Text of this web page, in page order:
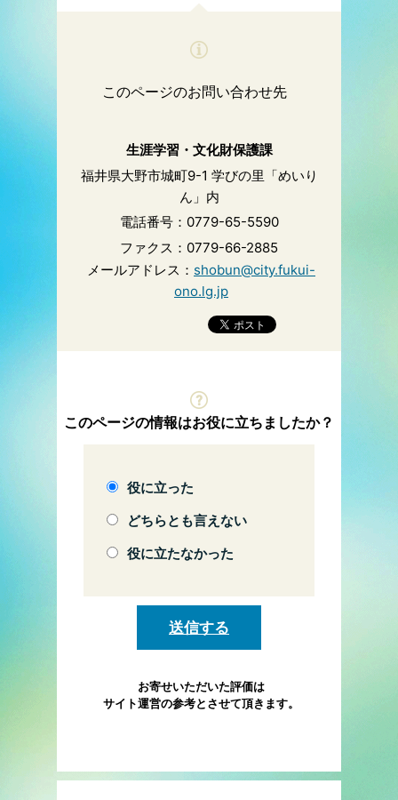
このページのお問い合わせ先
生涯学習・文化財保護課
福井県大野市城町9-1 学びの里「めいり
ん」内
電話番号：0779-65-5590
ファクス：0779-66-2885
メールアドレス： shobun@city.fukui-
ono.lg.jp
このページの情報はお役に立ちましたか？
役に立った
どちらとも言えない
役に立たなかった
お寄せいただいた評価は
サイト運営の参考とさせて頂きます。